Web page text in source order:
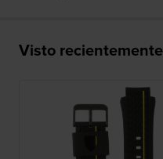
Visto recientemente